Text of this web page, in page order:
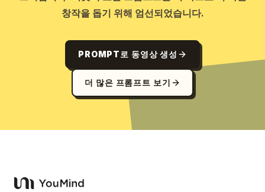
창작을 돕기 위해 엄선되었습니다.
PROMPT로 동영상 생성
더 많은 프롬프트 보기